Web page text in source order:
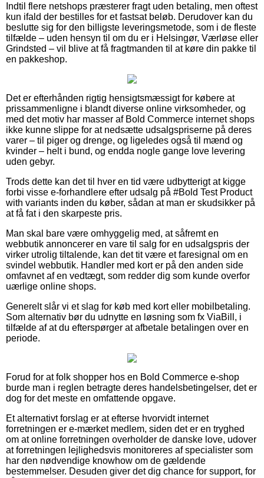
Indtil flere netshops præsterer fragt uden betaling, men oftest
kun ifald der bestilles for et fastsat beløb. Derudover kan du
beslutte sig for den billigste leveringsmetode, som i de fleste
tilfælde – uden hensyn til om du er i Helsingør, Værløse eller
Grindsted – vil blive at få fragtmanden til at køre din pakke til
en pakkeshop.
Det er efterhånden rigtig hensigtsmæssigt for købere at
prissammenligne i blandt diverse online virksomheder, og
med det motiv har masser af Bold Commerce internet shops
ikke kunne slippe for at nedsætte udsalgspriserne på deres
varer – til piger og drenge, og ligeledes også til mænd og
kvinder – helt i bund, og endda nogle gange love levering
uden gebyr.
Trods dette kan det til hver en tid være udbytterigt at kigge
forbi visse e-forhandlere efter udsalg på #Bold Test Product
with variants inden du køber, sådan at man er skudsikker på
at få fat i den skarpeste pris.
Man skal bare være omhyggelig med, at såfremt en
webbutik annoncerer en vare til salg for en udsalgspris der
virker utrolig tiltalende, kan det tit være et faresignal om en
svindel webbutik. Handler med kort er på den anden side
omfavnet af en vedtægt, som redder dig som kunde overfor
uærlige online shops.
Generelt slår vi et slag for køb med kort eller mobilbetaling.
Som alternativ bør du udnytte en løsning som fx ViaBill, i
tilfælde af at du efterspørger at afbetale betalingen over en
periode.
Forud for at folk shopper hos en Bold Commerce e-shop
burde man i reglen betragte deres handelsbetingelser, det er
dog for det meste en omfattende opgave.
Et alternativt forslag er at efterse hvorvidt internet
forretningen er e-mærket medlem, siden det er en tryghed
om at online forretningen overholder de danske love, udover
at forretningen lejlighedsvis monitoreres af specialister som
har den nødvendige knowhow om de gældende
bestemmelser. Desuden giver det dig chance for support, for